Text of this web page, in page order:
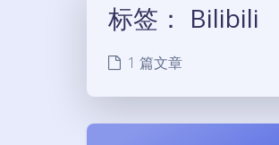
标签： Bilibili
1 篇文章